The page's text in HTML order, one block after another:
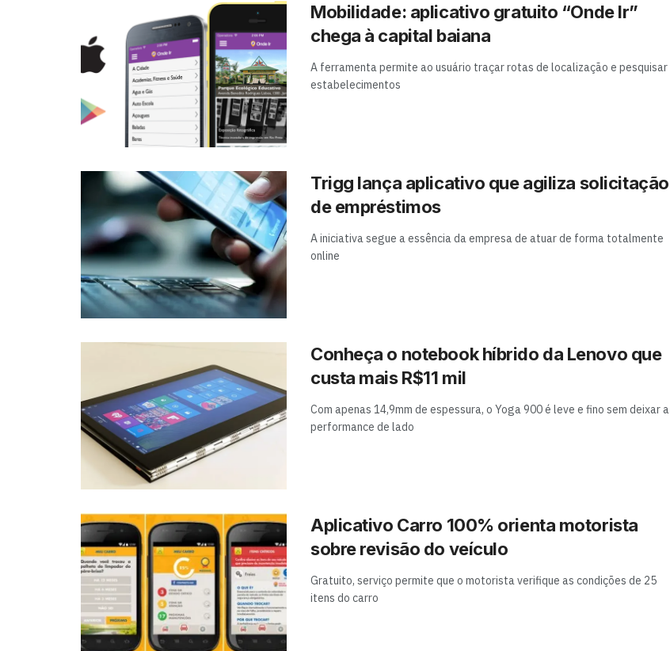
Mobilidade: aplicativo gratuito “Onde Ir”
chega à capital baiana
A ferramenta permite ao usuário traçar rotas de localização e pesquisar
estabelecimentos
Trigg lança aplicativo que agiliza solicitação
de empréstimos
A iniciativa segue a essência da empresa de atuar de forma totalmente
online
Conheça o notebook híbrido da Lenovo que
custa mais R$11 mil
Com apenas 14,9mm de espessura, o Yoga 900 é leve e fino sem deixar a
performance de lado
Aplicativo Carro 100% orienta motorista
sobre revisão do veículo
Gratuito, serviço permite que o motorista verifique as condições de 25
itens do carro